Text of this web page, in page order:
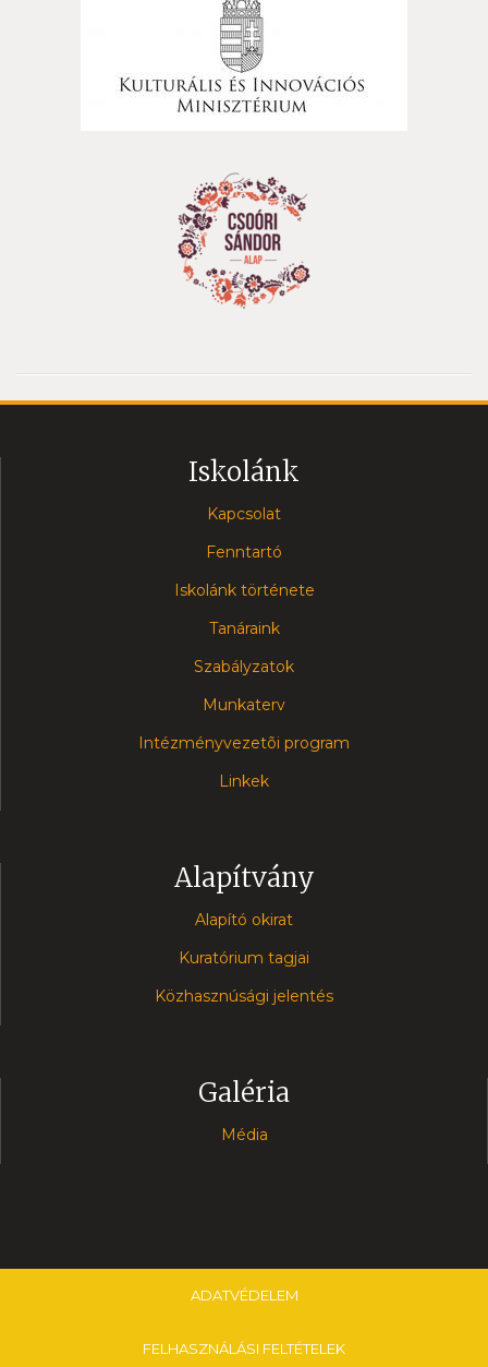
Iskolánk
Kapcsolat
Fenntartó
Iskolánk története
Tanáraink
Szabályzatok
Munkaterv
Intézményvezetõi program
Linkek
Alapítvány
Alapító okirat
Kuratórium tagjai
Közhasznúsági jelentés
Galéria
Média
ADATVÉDELEM
FELHASZNÁLÁSI FELTÉTELEK